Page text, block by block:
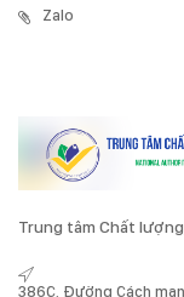
Zalo
Trung tâm Chất
386C, Đường Cách